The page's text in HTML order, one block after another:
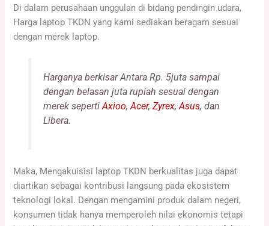
Di dalam perusahaan unggulan di bidang pendingin udara,
Harga laptop TKDN yang kami sediakan beragam sesuai
dengan merek laptop.
Harganya berkisar Antara Rp. 5juta sampai
dengan belasan juta rupiah sesuai dengan
merek sepertiAxioo,Acer, Zyrex,Asus, dan
Libera.
Maka, Mengakuisisi laptop TKDN berkualitas juga dapat
diartikan sebagai kontribusi langsung pada ekosistem
teknologi lokal. Dengan mengamini produk dalam negeri,
konsumen tidak hanya memperoleh nilai ekonomis tetapi